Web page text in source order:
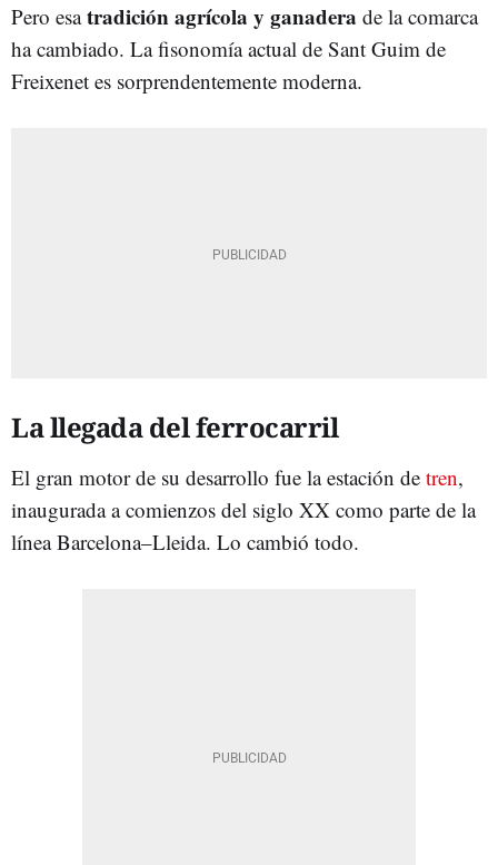
Pero esatradición agrícola y ganadera de la comarca
ha cambiado. La fisonomía actual de Sant Guim de
Freixenet es sorprendentemente moderna.
La llegada del ferrocarril
El gran motor de su desarrollo fue la estación de tren,
inaugurada a comienzos del siglo XX como parte de la
línea Barcelona–Lleida. Lo cambió todo.